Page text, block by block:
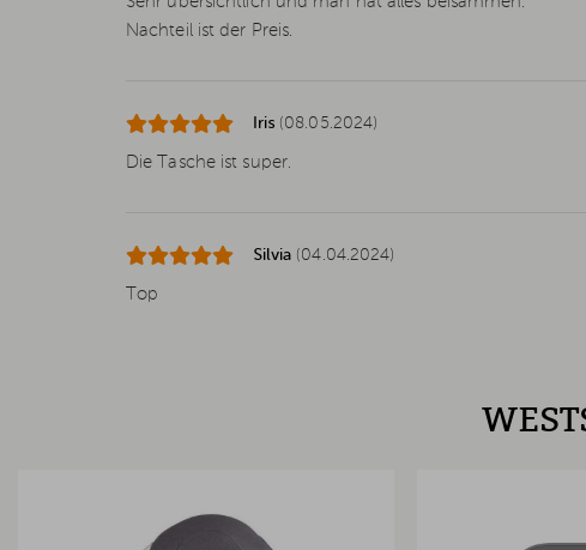
Nachteil ist der Preis.
Iris (08.05.2024)
Die Tasche ist super.
Silvia (04.04.2024)
Top